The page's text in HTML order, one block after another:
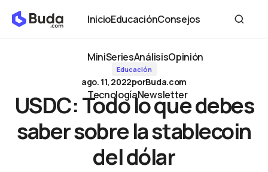
Inicio
Inicio
Educación
Educación
Consejos
Consejos
MiniSeries
MiniSeries
Análisis
Análisis
Opinión
Tecnología
Tecnología
Newsletter
Newsletter
USDC: Todo lo que debes saber sobre la stablecoin del dólar
Educación
ago. 11, 2022porBuda.com
USDC: Todo lo que debes
saber sobre la stablecoin
del dólar